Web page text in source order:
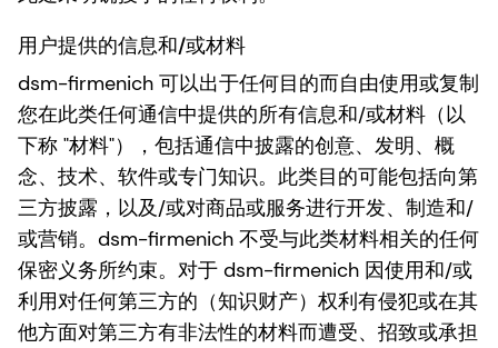
用户提供的信息和/或材料
dsm-firmenich 可以出于任何目的而自由使用或复制
您在此类任何通信中提供的所有信息和/或材料（以
下称 "材料"），包括通信中披露的创意、发明、概
念、技术、软件或专门知识。此类目的可能包括向第
三方披露，以及/或对商品或服务进行开发、制造和/
或营销。dsm-firmenich 不受与此类材料相关的任何
保密义务所约束。对于 dsm-firmenich 因使用和/或
利用对任何第三方的（知识财产）权利有侵犯或在其
他方面对第三方有非法性的材料而遭受、招致或承担